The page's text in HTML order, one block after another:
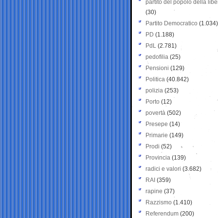
partito del popolo della
(30)
Partito Democratico (1.034)
PD (1.188)
PdL (2.781)
pedofilia (25)
Pensioni (129)
Politica (40.842)
polizia (253)
Porto (12)
povertà (502)
Presepe (14)
Primarie (149)
Prodi (52)
Provincia (139)
radici e valori (3.682)
RAI (359)
rapine (37)
Razzismo (1.410)
Referendum (200)